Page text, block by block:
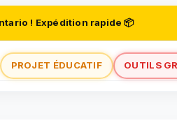
! Expédition rapide 📦
PROJET ÉDUCATIF OUTILS